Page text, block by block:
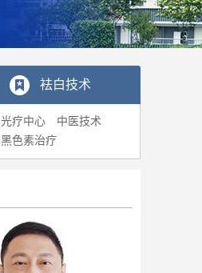
袪白技术
光疗中心
中医技术
黑色素治疗